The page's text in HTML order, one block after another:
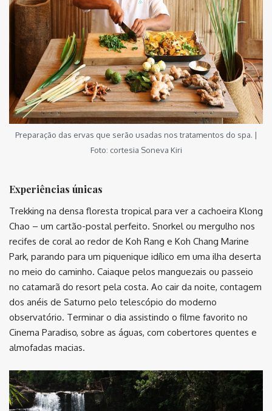
Preparação das ervas que serão usadas nos tratamentos do spa. |
Foto: cortesia Soneva Kiri
Experiências únicas
Trekking na densa floresta tropical para ver a cachoeira Klong
Chao – um cartão-postal perfeito. Snorkel ou mergulho nos
recifes de coral ao redor de Koh Rang e Koh Chang Marine
Park, parando para um piquenique idílico em uma ilha deserta
no meio do caminho. Caiaque pelos manguezais ou passeio
no catamarã do resort pela costa. Ao cair da noite, contagem
dos anéis de Saturno pelo telescópio do moderno
observatório. Terminar o dia assistindo o filme favorito no
Cinema Paradiso, sobre as águas, com cobertores quentes e
almofadas macias.